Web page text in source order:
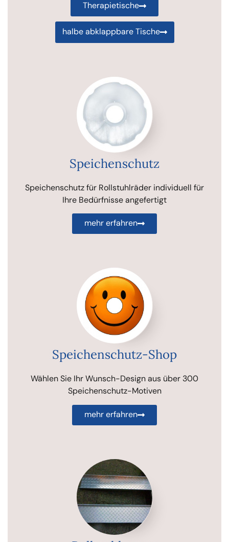
Therapietische
halbe abklappbare Tische
Speichenschutz
Speichenschutz für Rollstuhlräder individuell für
Ihre Bedürfnisse angefertigt
mehr erfahren
Speichenschutz-Shop
Wählen Sie Ihr Wunsch-Design aus über 300
Speichenschutz-Motiven
mehr erfahren